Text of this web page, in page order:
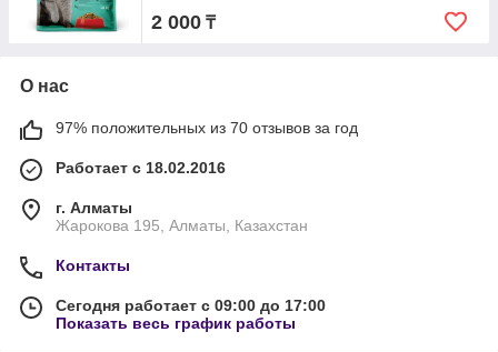
2 000 ₸
О нас
97% положительных из 70 отзывов за год
Работает с 18.02.2016
г. Алматы
Жарокова 195, Алматы, Казахстан
Контакты
Сегодня работает с 09:00 до 17:00
Показать весь график работы